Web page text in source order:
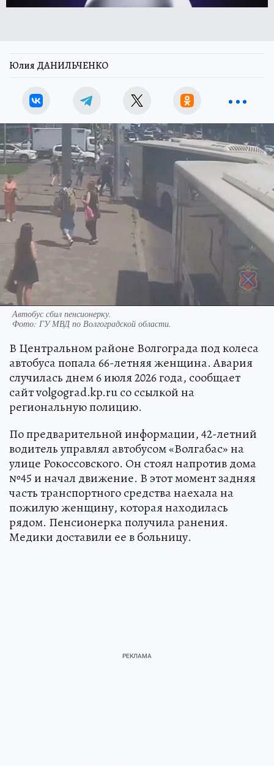
Юлия ДАНИЛЬЧЕНКО
Автобус сбил пенсионерку.
Фото: ГУ МВД по Волгоградской области.
В Центральном районе Волгограда под колеса
автобуса попала 66-летняя женщина. Авария
случилась днем 6 июля 2026 года, сообщает
сайт volgograd.kp.ru со ссылкой на
региональную полицию.
По предварительной информации, 42-летний
водитель управлял автобусом «Волгабас» на
улице Рокоссовского. Он стоял напротив дома
№45 и начал движение. В этот момент задняя
часть транспортного средства наехала на
пожилую женщину, которая находилась
рядом. Пенсионерка получила ранения.
Медики доставили ее в больницу.